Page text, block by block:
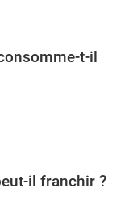
t-il
il franchir ?